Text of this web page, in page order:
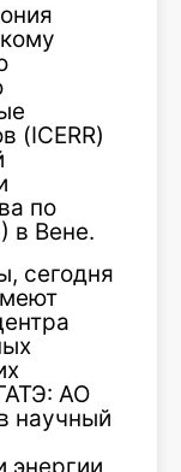
(ICERR)
по
в Вене.
сегодня
АО
научный